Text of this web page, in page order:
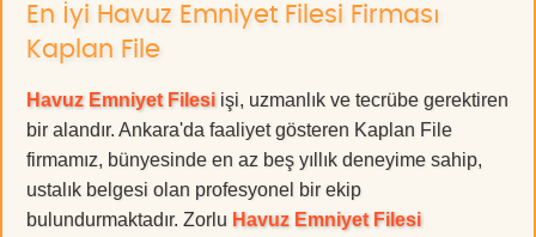
En İyi Havuz Emniyet Filesi Firması
Kaplan File
Havuz Emniyet Filesi işi, uzmanlık ve tecrübe gerektiren
bir alandır. Ankara'da faaliyet gösteren Kaplan File
firmamız, bünyesinde en az beş yıllık deneyime sahip,
ustalık belgesi olan profesyonel bir ekip
bulundurmaktadır. Zorlu Havuz Emniyet Filesi